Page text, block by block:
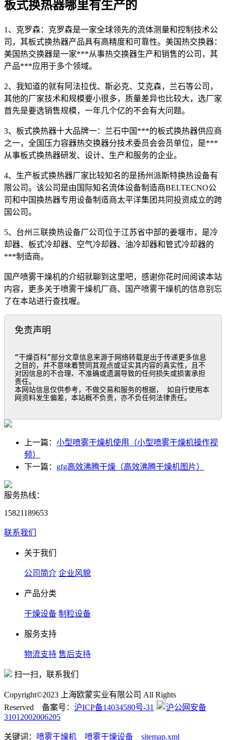
板式换热器哪里有生产的
1、克罗森：克罗森是一家全球领先的流体测量和控制技术公
司，其板式换热器产品具有高精度和可靠性。美国热交换器：
美国热交换器是一家***从事热交换器生产和销售的公司，其
产品***应用于多个领域。
2、我知道的就有阿法拉伐、斯必克、艾克森，兰石等公司，
其他的厂家技术和规模要小很多，质量差异也比较大，选厂家
首先是要选销售规模，一年几个亿的不会有大问题。
3、板式换热器十大品牌一：兰石中国***的板式换热器供应商
之一，全国压力容器热交换器分技术委员会会员单位，是***
从事板式换热器研发、设计、生产和服务的企业。
4、生产板式换热器厂家比较知名的是扬州派斯特换热设备有
限公司。该公司是由国际知名流体设备制造商BELTECNO公
司和中国换热器专用设备制造商太平洋集团共同投资成立的跨
国公司。
5、台州三联换热设备厂公司位于江苏省中部的姜堰市，是冷
却器、板式冷却器、空气冷却器、油冷却器和管式冷却器的
***制造商。
国产喷雾干燥机的介绍就聊到这里吧，感谢你花时间阅读本站
内容，更多关于喷雾干燥机厂商、国产喷雾干燥机的信息别忘
了在本站进行查找喔。
免责声明
“干燥百科”部分文章信息来源于网络转载是出于传递更多信息
之目的，并不意味着赞同其观点或证实其内容的真实性，且不
对因信息的不合理、不准确或遗漏导致的任何损失或损害承担
责任。
本网站信息仅供参考，不做交易和服务的根据， 如自行使用本
网资料发生偏差，本站概不负责，亦不负任何法律责任。
上一篇： 小型喷雾干燥机使用（小型喷雾干燥机操作视
频）
下一篇： gfg高效沸腾干燥（高效沸腾干燥机图片）
服务热线：
15821189653
联系我们
关于我们
公司简介 企业风貌
产品分类
干燥设备 制粒设备
服务支持
物流支持 售后支持
扫一扫，联系我们
Copyright©2023 上海欧蒙实业有限公司 All Rights
Reserved 备案号： 沪ICP备14034580号-31
沪公网安备
31012002006205
关键词： 喷雾干燥机 喷雾干燥设备 sitemap.xml